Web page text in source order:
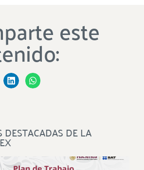
este
DESTACADAS DE LA